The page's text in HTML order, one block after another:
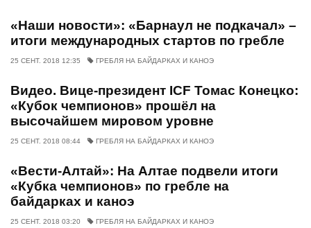
«Наши новости»: «Барнаул не подкачал» –
итоги международных стартов по гребле
25 СЕНТ. 2018 12:35 ГРЕБЛЯ НА БАЙДАРКАХ И КАНОЭ
Видео. Вице-президент ICF Томас Конецко:
«Кубок чемпионов» прошёл на
высочайшем мировом уровне
25 СЕНТ. 2018 08:44 ГРЕБЛЯ НА БАЙДАРКАХ И КАНОЭ
«Вести-Алтай»: На Алтае подвели итоги
«Кубка чемпионов» по гребле на
байдарках и каноэ
25 СЕНТ. 2018 03:20 ГРЕБЛЯ НА БАЙДАРКАХ И КАНОЭ